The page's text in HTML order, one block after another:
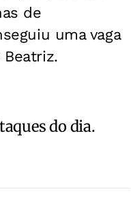
de
uma vaga
do dia.